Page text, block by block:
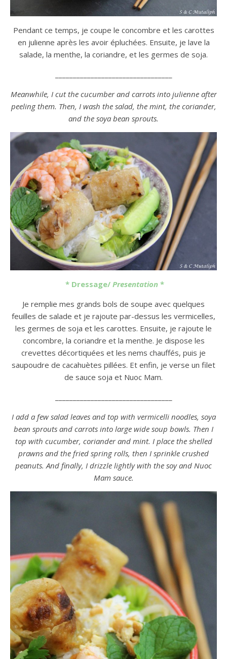
Pendant ce temps, je coupe le concombre et les carottes
en julienne après les avoir épluchées. Ensuite, je lave la
salade, la menthe, la coriandre, et les germes de soja.
Meanwhile, I cut the cucumber and carrots into julienne after
peeling them. Then, I wash the salad, the mint, the coriander,
and the soya bean sprouts.
* Dressage/ Presentation*
Je remplie mes grands bols de soupe avec quelques
feuilles de salade et je rajoute par-dessus les vermicelles,
les germes de soja et les carottes. Ensuite, je rajoute le
concombre, la coriandre et la menthe. Je dispose les
crevettes décortiquées et les nems chauffés, puis je
saupoudre de cacahuètes pillées. Et enfin, je verse un filet
de sauce soja et Nuoc Mam.
I add a few salad leaves and top with vermicelli noodles, soya
bean sprouts and carrots into large wide soup bowls. Then I
top with cucumber, coriander and mint. I place the shelled
prawns and the fried spring rolls, then I sprinkle crushed
peanuts. And finally, I drizzle lightly with the soy and Nuoc
Mam sauce.